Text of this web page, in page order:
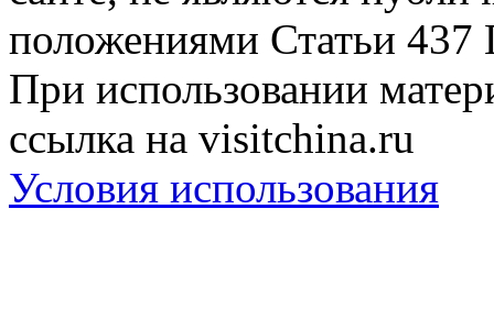
положениями Статьи 437
При использовании
ссылка на visitchina.ru
Условия использования